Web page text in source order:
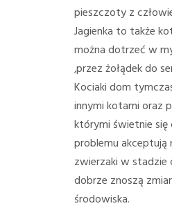
pieszczoty z
Jagienka to także
można dotrzeć w
‚przez żołądek do
Kociaki dom
innymi kotami oraz
którymi świetnie się
problemu akceptują
zwierzaki w stadzie
dobrze znoszą
środowiska.